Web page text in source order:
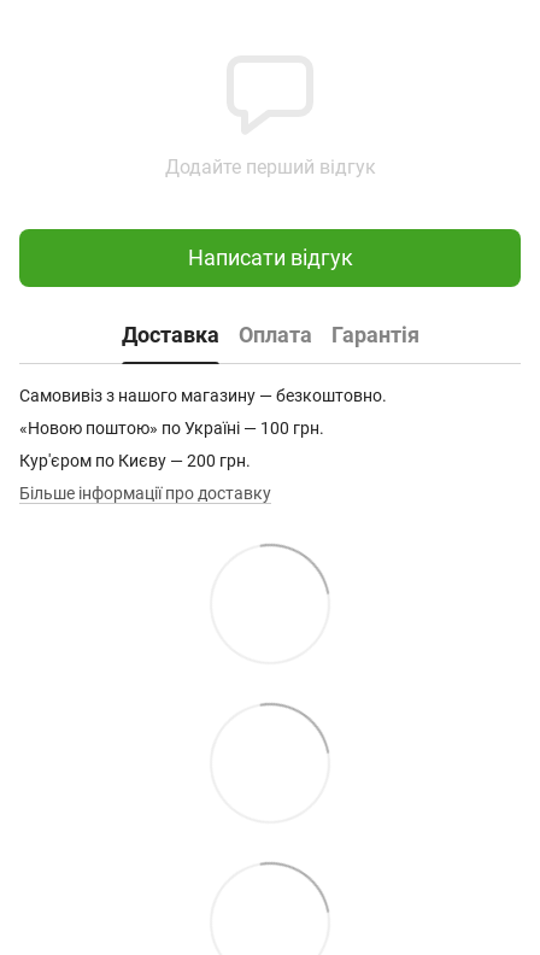
Додайте перший відгук
Написати відгук
Доставка Оплата Гарантія
Самовивіз з нашого магазину — безкоштовно.
«Новою поштою» по Україні — 100 грн.
Кур'єром по Києву — 200 грн.
Більше інформації про доставку